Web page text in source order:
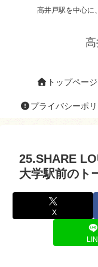
高井戸駅を中心に
トップページ
プライバシーポ
25.SHARE
大学駅前のト
X